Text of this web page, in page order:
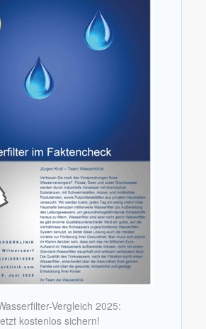
Vergleich 2025:
kostenlos sichern!